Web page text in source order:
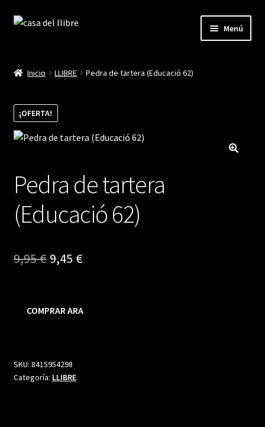
Ir
navegación
Ir
Menú
Cistella
La meva compte
Inicio LLIBRE Pedra de tartera (Educació 62)
¡OFERTA!
Pedra de tartera
(Educació 62)
9,95€ El
9,45 €El
COMPRAR ARA
SKU: 8415954298
Categoría: LLIBRE